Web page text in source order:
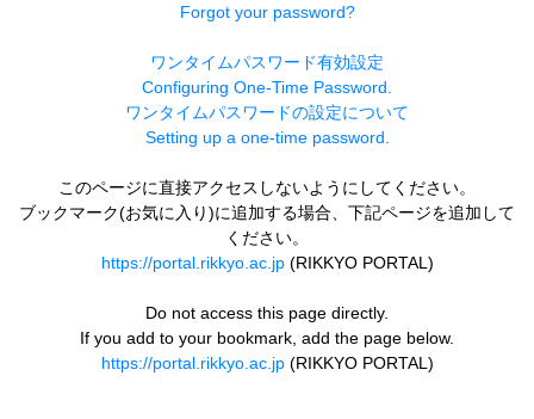
Forgot your password?
ワンタイムパスワード有効設定
Configuring One-Time Password.
ワンタイムパスワードの設定について
Setting up a one-time password.
このページに直接アクセスしないようにしてください。
ブックマーク(お気に入り)に追加する場合、下記ページを追加して
ください。
https://portal.rikkyo.ac.jp(RIKKYO PORTAL)
Do not access this page directly.
If you add to your bookmark, add the page below.
https://portal.rikkyo.ac.jp(RIKKYO PORTAL)